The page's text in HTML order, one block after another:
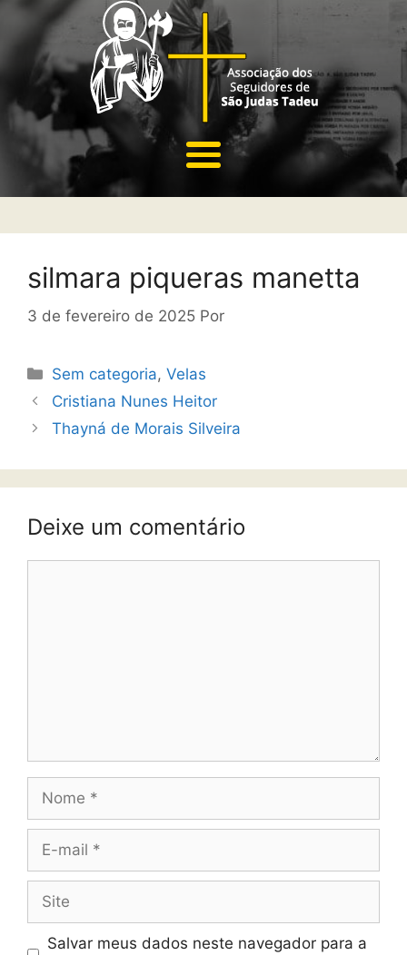
silmara piqueras manetta
3 de fevereiro de 2025 Por
Sem categoria,Velas
Cristiana Nunes Heitor
Thayná de Morais Silveira
Deixe um comentário
Salvar meus dados neste navegador para a